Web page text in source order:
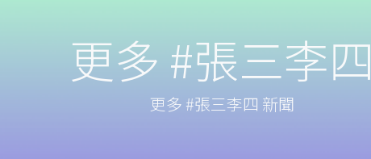
更多 #張三李四
更多 #張三李四 新聞